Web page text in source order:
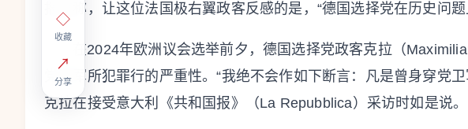
◇
收藏
↗
分享
报道称，让这位法国极右翼政客反感的是，“德国选择党在历史问题
在2024年欧洲议会选举前夕，德国选择党政客克拉（
党卫军所犯罪行的严重性。“我绝不会作如下断言：凡是曾身穿党
克拉在接受意大利《共和国报》（La Repubblica）采访时如是说。